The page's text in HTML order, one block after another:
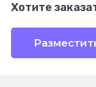
Хотите